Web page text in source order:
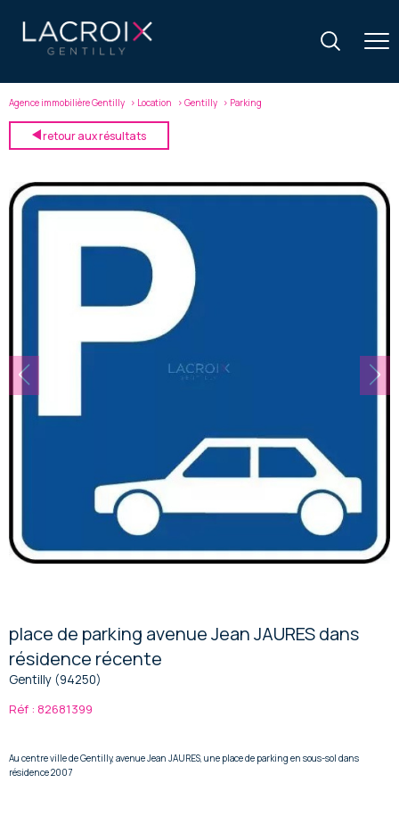
Agence immobilière Gentilly Location Gentilly Parking
retour aux résultats
place de parking avenue Jean JAURES dans
résidence récente
Gentilly (94250)
Réf : 82681399
Au centre ville de Gentilly, avenue Jean JAURES, une place de parking en sous-sol dans
résidence 2007